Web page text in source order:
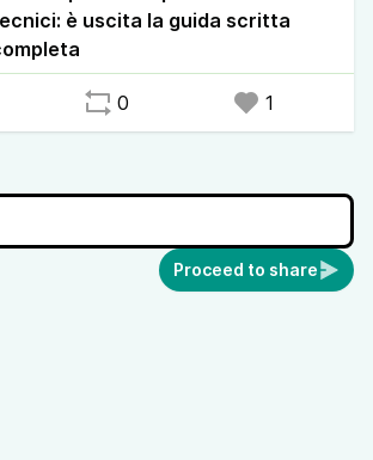
è uscita la guida scritta
0 1
Proceed to share